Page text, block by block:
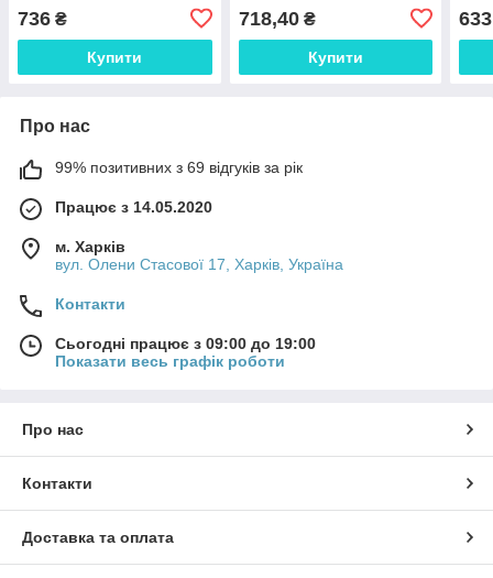
(KR3178)
736 ₴
Купити
(KR3180)
718,40₴
Купити
633
Про нас
99% позитивних з 69 відгуків за рік
Працює з 14.05.2020
м. Харків
вул. Олени Стасової 17, Харків, Україна
Контакти
Сьогодні працює з 09:00 до 19:00
Показати весь графік роботи
Про нас
Контакти
Доставка та оплата